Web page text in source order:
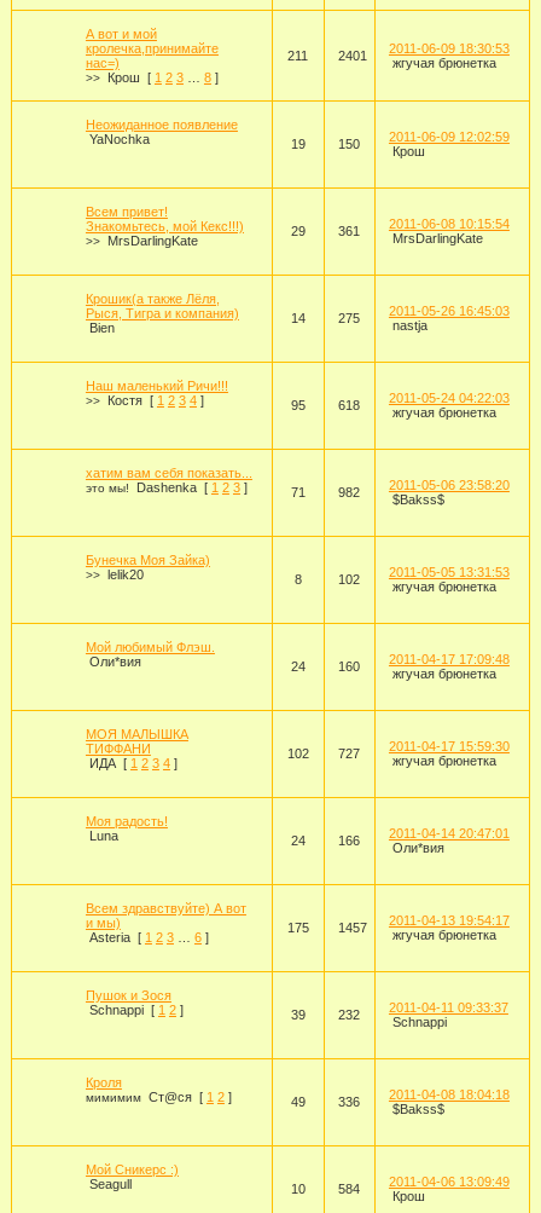
А вот и мой
кролечка,принимайте
нас=)
>> Крош [ 1 2 3 8 ]
211 2401
2011-06-09 18:30:53
жгучая брюнетка
Неожиданное появление
YaNochka
19 150
2011-06-09 12:02:59
Крош
Всем привет!
Знакомьтесь, мой Кекс!!!)
>> MrsDarlingKate
29 361
2011-06-08 10:15:54
MrsDarlingKate
Крошик(а также Лёля,
Рыся, Тигра и компания)
Bien
14 275
2011-05-26 16:45:03
nastja
Наш маленький Ричи!!!
>> Костя [ 1 2 3 4 ] 95 618
2011-05-24 04:22:03
жгучая брюнетка
хатим вам себя показать...
это мы! Dashenka [ 1 2 3 ] 71 982
2011-05-06 23:58:20
$Bakss$
Бунечка Моя Зайка)
>> lelik20 8 102
2011-05-05 13:31:53
жгучая брюнетка
Мой любимый Флэш.
Оли*вия
24 160
2011-04-17 17:09:48
жгучая брюнетка
МОЯ МАЛЫШКА
ТИФФАНИ
ИДА [ 1 2 3 4 ]
102 727
2011-04-17 15:59:30
жгучая брюнетка
Моя радость!
Luna
24 166
2011-04-14 20:47:01
Оли*вия
Всем здравствуйте) А вот
и мы)
Asteria [ 1 2 3 6 ]
175 1457
2011-04-13 19:54:17
жгучая брюнетка
Пушок и Зося
Schnappi [ 1 2 ] 39 232
2011-04-11 09:33:37
Schnappi
Кроля
мимимим Ст@ся [ 1 2 ] 49 336
2011-04-08 18:04:18
$Bakss$
Мой Сникерс :)
Seagull
10 584
2011-04-06 13:09:49
Крош